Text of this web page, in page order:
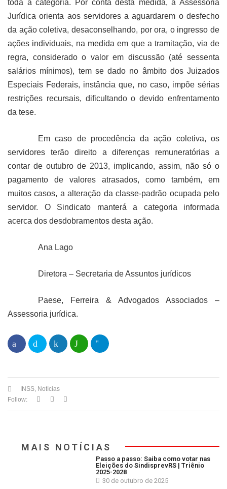
toda a categoria. Por conta desta medida, a Assessoria
Jurídica orienta aos servidores a aguardarem o desfecho
da ação coletiva, desaconselhando, por ora, o ingresso de
ações individuais, na medida em que a tramitação, via de
regra, considerado o valor em discussão (até sessenta
salários mínimos), tem se dado no âmbito dos Juizados
Especiais Federais, instância que, no caso, impõe sérias
restrições recursais, dificultando o devido enfrentamento
da tese.
Em caso de procedência da ação coletiva, os
servidores terão direito a diferenças remuneratórias a
contar de outubro de 2013, implicando, assim, não só o
pagamento de valores atrasados, como também, em
muitos casos, a alteração da classe-padrão ocupada pelo
servidor. O Sindicato manterá a categoria informada
acerca dos desdobramentos desta ação.
Ana Lago
Diretora – Secretaria de Assuntos jurídicos
Paese, Ferreira & Advogados Associados –
Assessoria jurídica.
INSS, Notícias
Follow:
MAIS NOTÍCIAS
Passo a passo: Saiba como votar nas
Eleições do SindisprevRS | Triênio
2025-2028
30 de outubro de 2025